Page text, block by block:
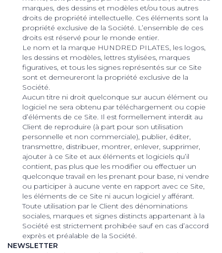
marques, des dessins et modèles et/ou tous autres
droits de propriété intellectuelle. Ces éléments sont la
propriété exclusive de la Société. L’ensemble de ces
droits est réservé pour le monde entier.
Le nom et la marque HUNDRED PILATES, les logos,
les dessins et modèles, lettres stylisées, marques
figuratives, et tous les signes représentés sur ce Site
sont et demeureront la propriété exclusive de la
Société.
Aucun titre ni droit quelconque sur aucun élément ou
logiciel ne sera obtenu par téléchargement ou copie
d’éléments de ce Site. Il est formellement interdit au
Client de reproduire (à part pour son utilisation
personnelle et non commerciale), publier, éditer,
transmettre, distribuer, montrer, enlever, supprimer,
ajouter à ce Site et aux éléments et logiciels qu’il
contient, pas plus que les modifier ou effectuer un
quelconque travail en les prenant pour base, ni vendre
ou participer à aucune vente en rapport avec ce Site,
les éléments de ce Site ni aucun logiciel y afférant.
Toute utilisation par le Client des dénominations
sociales, marques et signes distincts appartenant à la
Société est strictement prohibée sauf en cas d’accord
exprès et préalable de la Société.
NEWSLETTER